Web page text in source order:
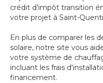
crédit d'impôt transition
votre projet à Saint-
En plus de comparer les
solaire, notre site vous
votre système de
incluant les frais
financement.